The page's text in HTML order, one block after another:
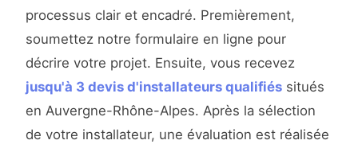
processus clair et encadré. Premièrement,
soumettez notre formulaire en ligne pour
décrire votre projet. Ensuite, vous recevez
jusqu'à 3 devis d'installateurs qualifiés situés
en Auvergne-Rhône-Alpes. Après la sélection
de votre installateur, une évaluation est réalisée